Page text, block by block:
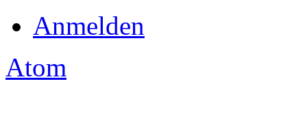
Anmelden
Atom